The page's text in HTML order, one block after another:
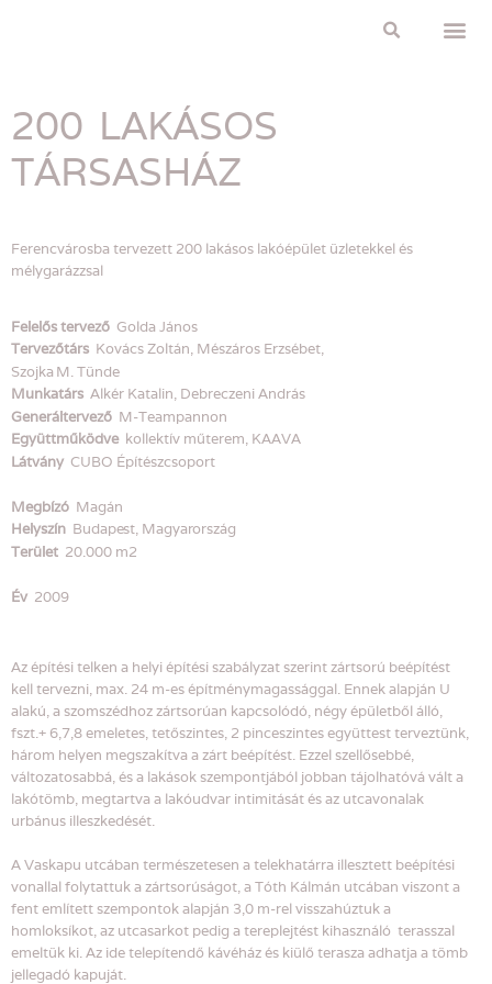
200 LAKÁSOS
TÁRSASHÁZ
Ferencvárosba tervezett 200 lakásos lakóépület üzletekkel és
mélygarázzsal
Felelős tervező Golda János
Tervezőtárs Kovács Zoltán, Mészáros Erzsébet,
Szojka M. Tünde
Munkatárs Alkér Katalin, Debreczeni András
Generáltervező M-Teampannon
Együttműködvekollektív műterem, KAAVA
Látvány CUBO Építészcsoport
Megbízó Magán
Helyszín Budapest, Magyarország
Terület 20.000 m2
Év 2009
Az építési telken a helyi építési szabályzat szerint zártsorú beépítést
kell tervezni, max. 24 m-es építménymagassággal. Ennek alapján U
alakú, a szomszédhoz zártsorúan kapcsolódó, négy épületből álló,
fszt.+ 6,7,8 emeletes, tetőszintes, 2 pinceszintes együttest terveztünk,
három helyen megszakítva a zárt beépítést. Ezzel szellősebbé,
változatosabbá, és a lakások szempontjából jobban tájolhatóvá vált a
lakótömb, megtartva a lakóudvar intimitását és az utcavonalak
urbánus illeszkedését.
A Vaskapu utcában természetesen a telekhatárra illesztett beépítési
vonallal folytattuk a zártsorúságot, a Tóth Kálmán utcában viszont a
fent említett szempontok alapján 3,0 m-rel visszahúztuk a
homloksíkot, az utcasarkot pedig a tereplejtést kihasználó terasszal
emeltük ki. Az ide telepítendő kávéház és kiülő terasza adhatja a tömb
jellegadó kapuját.